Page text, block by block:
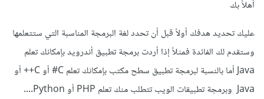
أهلاً بك
عليك تحديد هدفك أولاً قبل أن تحدد لغة البرمجة المناسبة التي ستتعلمها
وستقدم لك الفائدة فمثلاً إذا أردت برمجة تطبيق أندرويد بإمكانك تعلم
Java أما بالنسبة لبرمجة تطبيق سطح مكتب بإمكانك تعلم C# أو C++ أو
Java وبرمجة تطبيقات الويب تتطلب منك تعلم PHP أو Python....